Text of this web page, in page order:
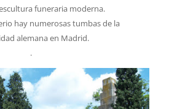
funeraria moderna.
hay numerosas tumbas de la
alemana en Madrid.
.